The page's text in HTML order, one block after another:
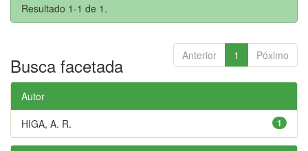
Resultado 1-1 de 1.
Anterior 1 Póximo
Busca facetada
Autor
1
HIGA, A. R.